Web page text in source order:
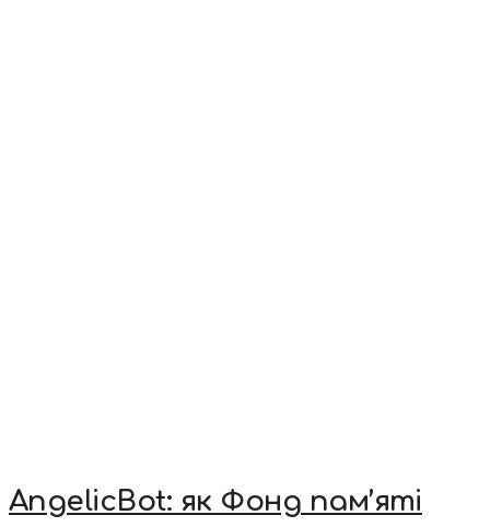
AngelicBot: як Фонд пам’яті